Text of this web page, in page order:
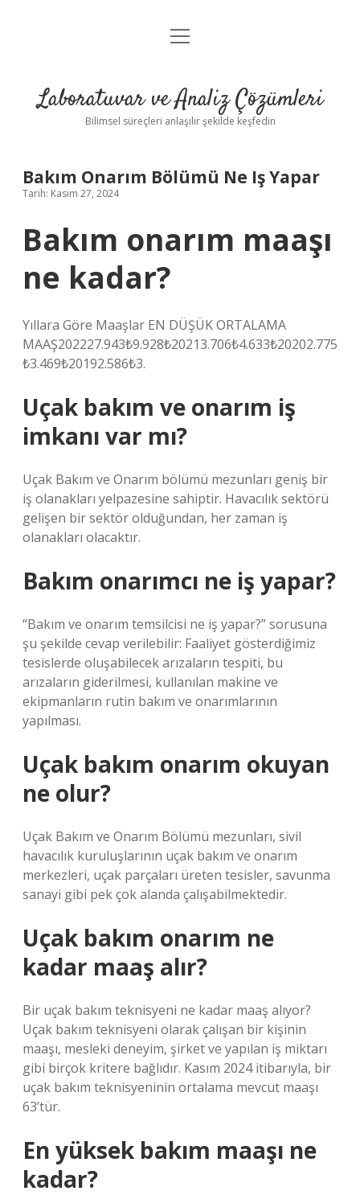
Anasayfa
Yasal Uyarı
menüyü
Laboratuvar ve Analiz Çözümleri
Bilimsel süreçleri anlaşılır şekilde keşfedin
Bakım Onarım Bölümü Ne Iş Yapar
Tarih: Kasım 27, 2024
Bakım onarım maaşı
ne kadar?
Yıllara Göre Maaşlar EN DÜŞÜK ORTALAMA
MAAŞ202227.943₺9.928₺20213.706₺4.633₺20202.775
₺3.469₺20192.586₺3.
Uçak bakım ve onarım iş
imkanı var mı?
Uçak Bakım ve Onarım bölümü mezunları geniş bir
iş olanakları yelpazesine sahiptir. Havacılık sektörü
gelişen bir sektör olduğundan, her zaman iş
olanakları olacaktır.
Bakım onarımcı ne iş yapar?
“Bakım ve onarım temsilcisi ne iş yapar?” sorusuna
şu şekilde cevap verilebilir: Faaliyet gösterdiğimiz
tesislerde oluşabilecek arızaların tespiti, bu
arızaların giderilmesi, kullanılan makine ve
ekipmanların rutin bakım ve onarımlarının
yapılması.
Uçak bakım onarım okuyan
ne olur?
Uçak Bakım ve Onarım Bölümü mezunları, sivil
havacılık kuruluşlarının uçak bakım ve onarım
merkezleri, uçak parçaları üreten tesisler, savunma
sanayi gibi pek çok alanda çalışabilmektedir.
Uçak bakım onarım ne
kadar maaş alır?
Bir uçak bakım teknisyeni ne kadar maaş alıyor?
Uçak bakım teknisyeni olarak çalışan bir kişinin
maaşı, mesleki deneyim, şirket ve yapılan iş miktarı
gibi birçok kritere bağlıdır. Kasım 2024 itibarıyla, bir
uçak bakım teknisyeninin ortalama mevcut maaşı
63’tür.
En yüksek bakım maaşı ne
kadar?